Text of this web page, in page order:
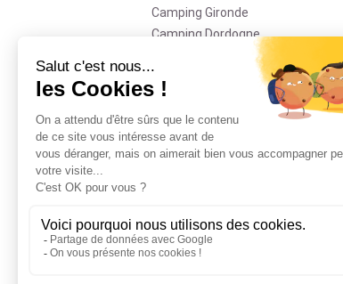
Camping Gironde
Camping Dordogne
Camping Hérault
Camping Charente Maritime
Camping Jura
Camping Pyrénées Orientales
Camping Moselle
Camping Alpes de Haute Provence